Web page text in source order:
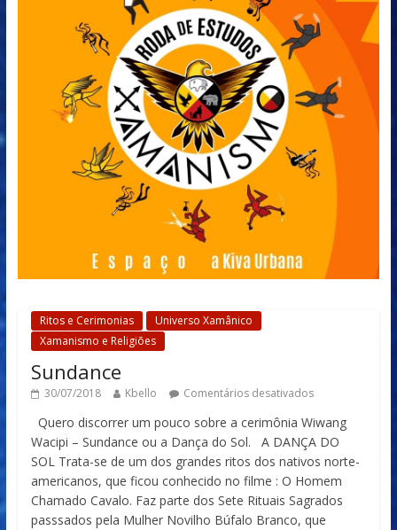
Ritos e Cerimonias
Universo Xamânico
Xamanismo e Religiões
Sundance
30/07/2018 Kbello Comentários desativados
Quero discorrer um pouco sobre a cerimônia Wiwang
Wacipi – Sundance ou a Dança do Sol. A DANÇA DO
SOL Trata-se de um dos grandes ritos dos nativos norte-
americanos, que ficou conhecido no filme : O Homem
Chamado Cavalo. Faz parte dos Sete Rituais Sagrados
passsados pela Mulher Novilho Búfalo Branco, que